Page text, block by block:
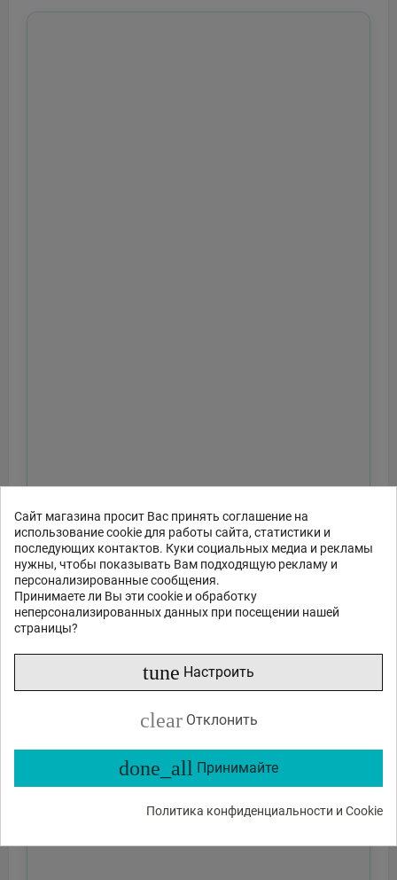
Сайт магазина просит Вас принять соглашение на
использование cookie для работы сайта, статистики и
последующих контактов. Куки социальных медиа и рекламы
нужны, чтобы показывать Вам подходящую рекламу и
персонализированные сообщения.
Принимаете ли Вы эти cookie и обработку
неперсонализированных данных при посещении нашей
страницы?
tune Настроить
clear Отклонить
done_all Принимайте
Политика конфиденциальности и Cookie